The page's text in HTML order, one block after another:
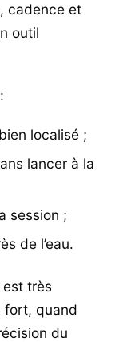
cadence et
outil
localisé ;
lancer à la
session ;
de l’eau.
très
fort, quand
du